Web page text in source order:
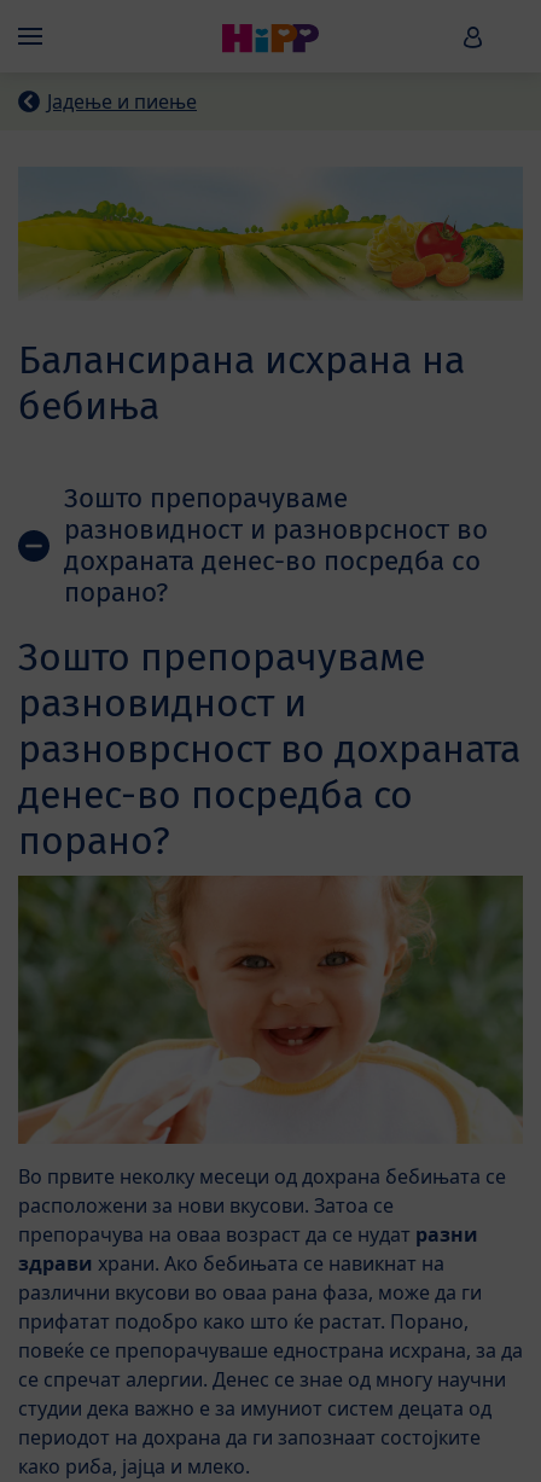
Menü HiPP
Јадење и пиење
Балансирана исхрана на
бебиња
Зошто препорачуваме
разновидност и разноврсност во
дохраната денес-во посредба со
порано?
Зошто препорачуваме
разновидност и
разноврсност во дохраната
денес-во посредба со
порано?
Во првите неколку месеци од дохрана бебињата се
расположени за нови вкусови. Затоа се
препорачува на оваа возраст да се нудат разни
здрави храни. Ако бебињата се навикнат на
различни вкусови во оваа рана фаза, може да ги
прифатат подобро како што ќе растат. Порано,
повеќе се препорачуваше еднострана исхрана, за да
се спречат алергии. Денес се знае од многу научни
студии дека важно е за имуниот систем децата од
периодот на дохрана да ги запознаат состојките
како риба, јајца и млеко.